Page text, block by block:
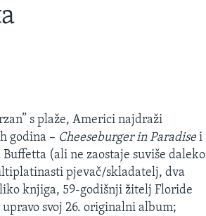
s plaže, Americi najdraži
godina – Cheeseburger in Paradisei
(ali ne zaostaje suviše daleko
pjevač/skladatelj, dva
knjiga, 59-godišnji žitelj Floride
svoj 26. originalni album;